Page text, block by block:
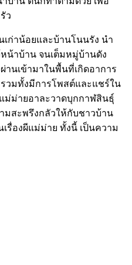
ว
เก่าน้อยและบ้านโนนรัง นำ
น้าบ้าน จนเต็มหมู่บ้านดัง
านเข้ามาในพื้นที่เกิดอาการ
วมทั้งมีการโพสต์และแชร์ใน
ม่ม่ายอาละวาดบุกกาฬสินธุ์
มสะพรึงกลัวให้กับชาวบ้าน
รื่องผีแม่ม่าย ทั้งนี้ เป็นความ